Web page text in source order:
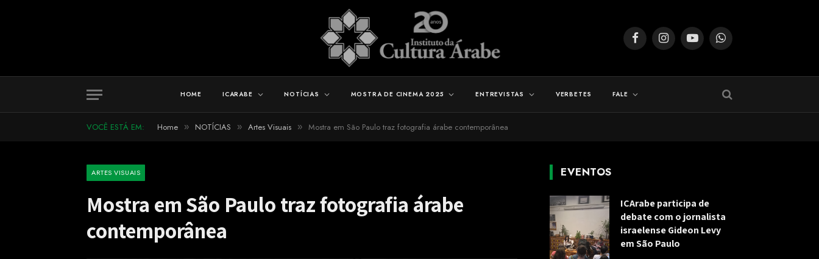
FacebookInstagramYouTubeWhatsApp
HOME ICARABE NOTÍCIAS MOSTRA DE CINEMA 2025 ENTREVISTAS VERBETES FALE
VOCÊ ESTÁ EM: Home » NOTÍCIAS » Artes Visuais » Mostra em São Paulo traz fotografia árabe contemporânea
ARTES VISUAIS
Mostra em São Paulo traz fotografia árabe
contemporânea
EVENTOS
ICArabe participa de
debate com o jornalista
israelense Gideon Levy
em São Paulo